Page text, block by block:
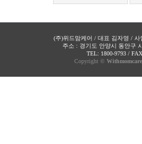
(주)위드맘케어 / 대표 김자영 / 사
주소 : 경기도 안양시 동안구
TEL: 1800-9793 /
Copyright ©